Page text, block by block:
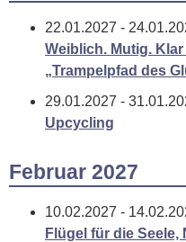
22.01.2027 -
Weiblich. Mutig.
„Trampelpfad des
29.01.2027 -
Upcycling
Februar 2027
10.02.2027 -
Flügel für die